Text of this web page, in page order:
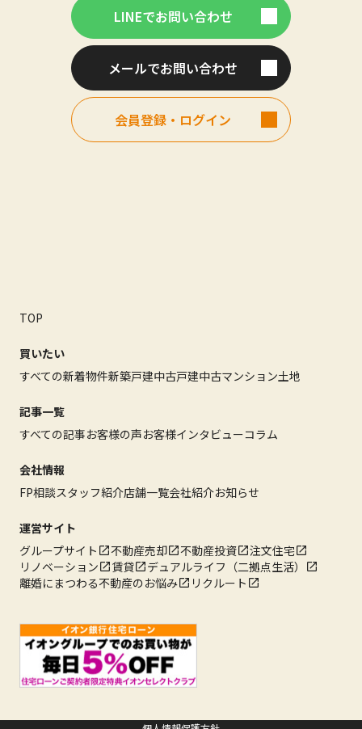
LINEでお問い合わせ
メールでお問い合わせ
会員登録・ログイン
TOP
買いたい
すべての新着物件新築戸建中古戸建中古マンション土地
記事一覧
すべての記事お客様の声お客様インタビューコラム
会社情報
FP相談スタッフ紹介店舗一覧会社紹介お知らせ
運営サイト
グループサイト
不動産売却 不動産投資
注文住宅
リノベーション
賃貸
デュアルライフ（二拠点生活）
離婚にまつわる不動産のお悩み
リクルート